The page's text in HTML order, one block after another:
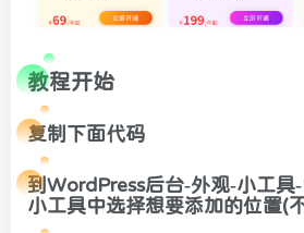
部信息 墨星打赏充电
教程开始
复制下面代码
到WordPress后台-外观-小工具
小工具中选择想要添加的位置(